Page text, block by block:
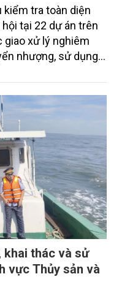
kiểm tra toàn diện
tại 22 dự án trên
giao xử lý nghiêm
nhượng, sử dụng
khai thác và sử
vực Thủy sản và